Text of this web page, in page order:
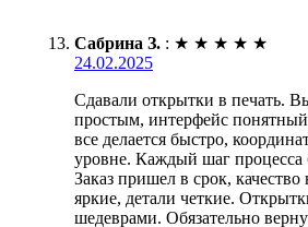
Сабрина З. : ★ ★ ★ ★ ★
24.02.2025
Сдавали открытки в печать.
простым, интерфейс
все делается быстро,
уровне. Каждый шаг процесса
Заказ пришел в срок, качество
яркие, детали четкие.
шедеврами. Обязательно